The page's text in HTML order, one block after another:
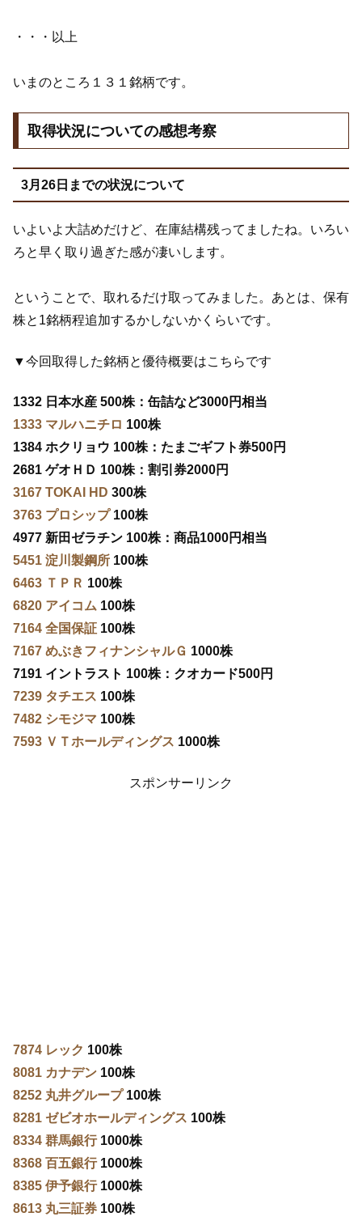
・・・以上
いまのところ１３１銘柄です。
取得状況についての感想考察
3月26日までの状況について
いよいよ大詰めだけど、在庫結構残ってましたね。いろい
ろと早く取り過ぎた感が凄いします。
ということで、取れるだけ取ってみました。あとは、保有
株と1銘柄程追加するかしないかくらいです。
▼今回取得した銘柄と優待概要はこちらです
1332 日本水産 500株：缶詰など3000円相当
1333 マルハニチロ 100株
1384 ホクリョウ 100株：たまごギフト券500円
2681 ゲオＨＤ 100株：割引券2000円
3167 TOKAI HD 300株
3763 プロシップ100株
4977 新田ゼラチン 100株：商品1000円相当
5451 淀川製鋼所 100株
6463 ＴＰＲ 100株
6820 アイコム 100株
7164 全国保証 100株
7167 めぶきフィナンシャルＧ 1000株
7191 イントラスト 100株：クオカード500円
7239 タチエス 100株
7482 シモジマ 100株
7593 ＶＴホールディングス 1000株
スポンサーリンク
7874 レック 100株
8081 カナデン 100株
8252 丸井グループ100株
8281 ゼビオホールディングス 100株
8334 群馬銀行1000株
8368 百五銀行1000株
8385 伊予銀行1000株
8613 丸三証券 100株